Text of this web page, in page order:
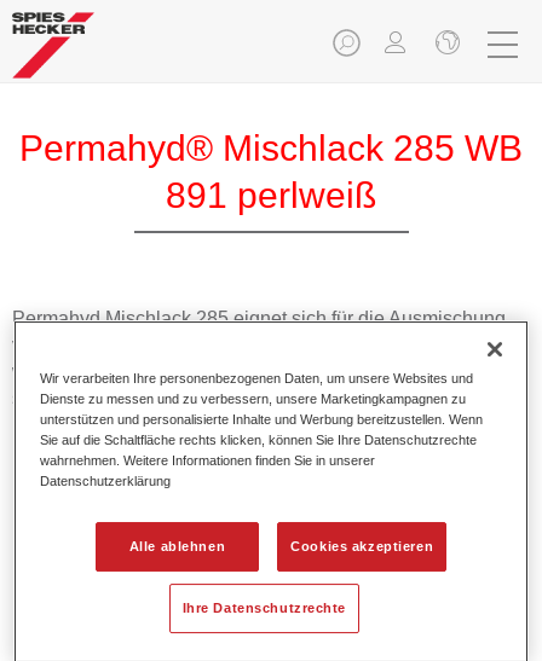
Permahyd® Mischlack 285 WB
891 perlweiß
Permahyd Mischlack 285 eignet sich für die Ausmischung
von Permahyd Perlmutt Basislack 285, einem hochwertigen
wasserverdünnbaren Basislacksystem. Es basiert auf einer
speziellen PU-Dispersionstechnologie für Uni- und
Effektlackierungen.
Produktmerkmale
1,5 Spritzgängen.
Bietet ein gutes Standvermögen.
Verfügt über ein hohes Deckvermögen.
Besitzt eine hohe Farbtongenauigkeit.
Wir verarbeiten Ihre personenbezogenen Daten, um unsere Websites und
Dienste zu messen und zu verbessern, unsere Marketingkampagnen zu
unterstützen und personalisierte Inhalte und Werbung bereitzustellen. Wenn
Sie auf die Schaltfläche rechts klicken, können Sie Ihre Datenschutzrechte
wahrnehmen. Weitere Informationen finden Sie in unserer
Datenschutzerklärung
Alle ablehnen Cookies akzeptieren
Ihre Datenschutzrechte